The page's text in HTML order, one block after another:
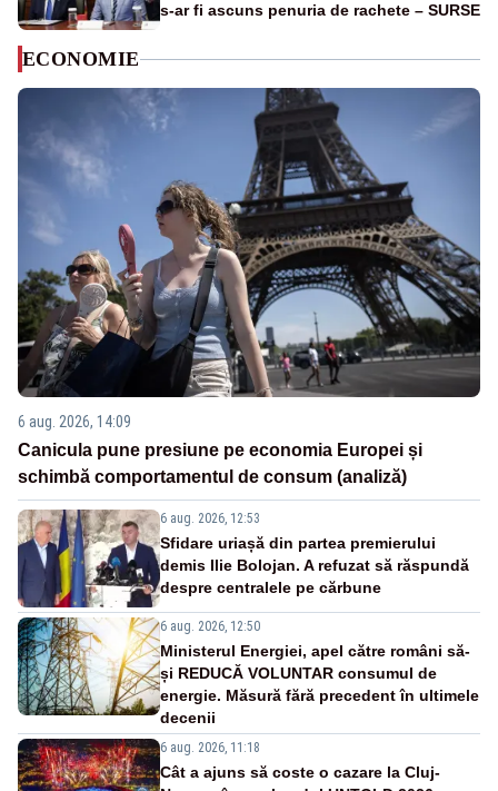
s-ar fi ascuns penuria de rachete – SURSE
ECONOMIE
6 aug. 2026, 14:09
Canicula pune presiune pe economia Europei și
schimbă comportamentul de consum (analiză)
6 aug. 2026, 12:53
Sfidare uriașă din partea premierului
demis Ilie Bolojan. A refuzat să răspundă
despre centralele pe cărbune
6 aug. 2026, 12:50
Ministerul Energiei, apel către români să-
și REDUCĂ VOLUNTAR consumul de
energie. Măsură fără precedent în ultimele
decenii
6 aug. 2026, 11:18
Cât a ajuns să coste o cazare la Cluj-